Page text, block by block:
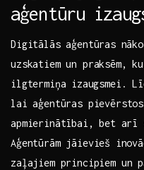
aģentūru
Digitālās​ aģentūras⁣
uzskatiem un praksēm,
ilgtermiņa⁢ izaugsmei.
lai aģentūras
apmierinātībai, bet⁤
Aģentūrām jāievieš
zaļajiem principiem un